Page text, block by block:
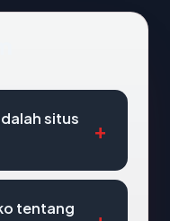
situs
tentang